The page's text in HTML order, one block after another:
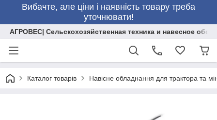
Вибачте, але ціни і наявність товару треба
уточнювати!
АГРОВЕС| Сельскохозяйственная техника и навесное
Каталог товарів Навісне обладнання для трактора та